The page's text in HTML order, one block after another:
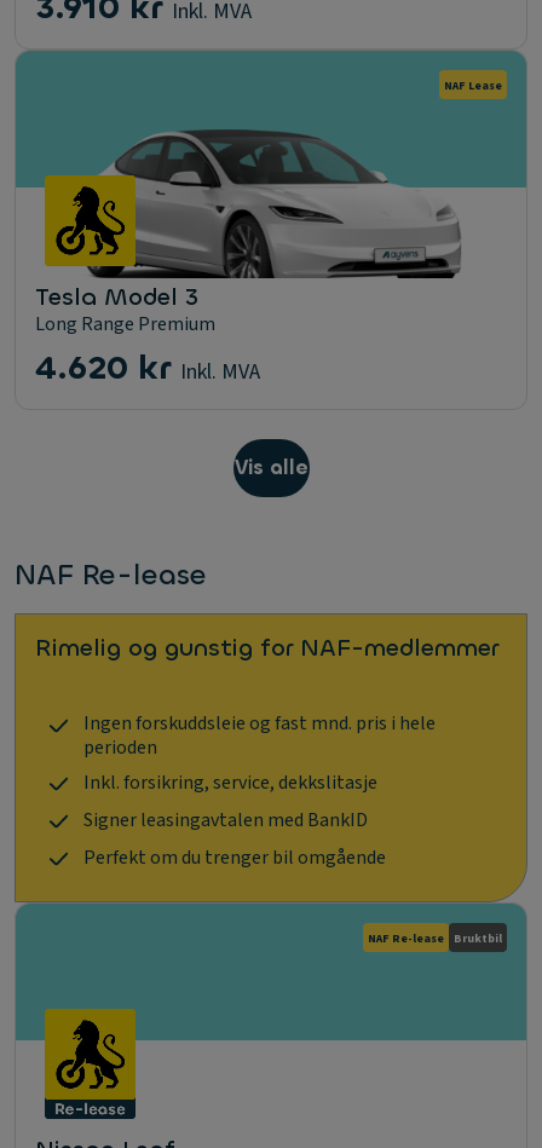
Inkl. MVA
NAF Lease
Tesla Model 3
Long Range Premium
4.620 kr Inkl. MVA
Vis alle
NAF Re-lease
Rimelig og gunstig for NAF-medlemmer
Ingen forskuddsleie og fast mnd. pris i hele
perioden
Inkl. forsikring, service, dekkslitasje
Signer leasingavtalen med BankID
Perfekt om du trenger bil omgående
NAF Re-lease Bruktbil